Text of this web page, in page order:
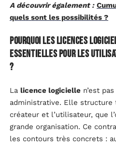
A découvrir également :
quels sont les possibilités ?
Pourquoi les licences
essentielles pour les
?
La licence logicielle n’est
administrative. Elle
créateur et l’utilisateur, que
grande organisation. Ce
les contours très concrets :